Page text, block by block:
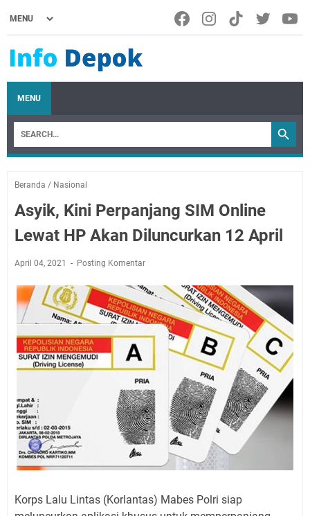
MENU
Beranda / Nasional
Asyik, Kini Perpanjang SIM Online
Lewat HP Akan Diluncurkan 12 April
April 04, 2021 Posting Komentar
Korps Lalu Lintas (Korlantas) Mabes Polri siap